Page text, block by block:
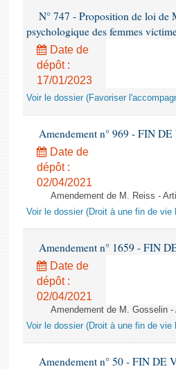
N° 747 - Proposition de loi de
psychologique des femmes
Date de
dépôt :
17/01/2023
Voir le dossier (Favoriser
Amendement n° 969 - FIN DE
Date de
dépôt :
02/04/2021
Amendement de M. Reiss -
Voir le dossier (Droit à une fin de vie
Amendement n° 1659 - FIN
Date de
dépôt :
02/04/2021
Amendement de M. Gosselin
Voir le dossier (Droit à une fin de vie
Amendement n° 50 - FIN DE